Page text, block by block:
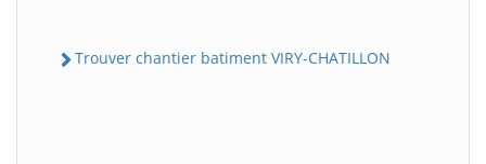
Trouver chantier batiment VIRY-CHATILLON